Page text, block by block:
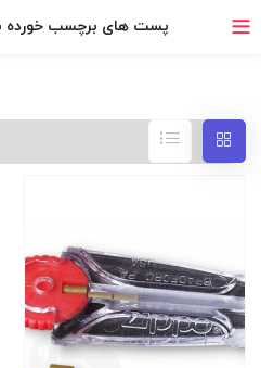
خرید قسطی
پست های برچسب خورده